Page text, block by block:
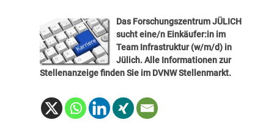
Das Forschungszentrum JÜLICH
sucht eine/n Einkäufer:in im
Team Infrastruktur (w/m/d) in
Jülich. Alle Informationen zur
Stellenanzeige finden Sie im DVNW Stellenmarkt.